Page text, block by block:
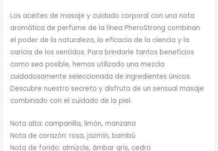
Los aceites de masaje y cuidado corporal con una nota
aromática de perfume de la línea PheroStrong combinan
el poder de la naturaleza, la eficacia de la ciencia y la
caricia de los sentidos. Para brindarle tantos beneficios
como sea posible, hemos utilizado una mezcla
cuidadosamente seleccionada de ingredientes únicos.
Descubre nuestro secreto y disfruta de un sensual masaje
combinado con el cuidado de la piel.
Nota alta: campanilla, limón, manzana
Nota de corazón: rosa, jazmín, bambú
Nota de fondo: almizcle, ámbar gris, cedro